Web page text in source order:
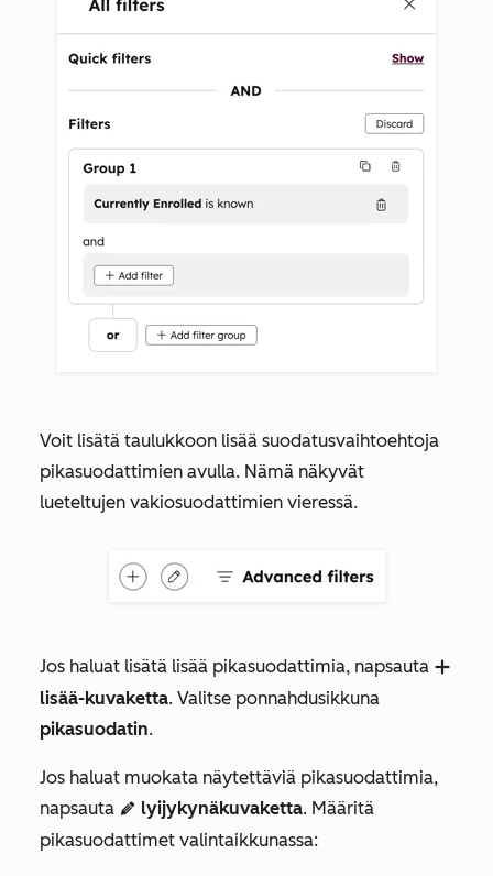
Voit lisätä taulukkoon lisää suodatusvaihtoehtoja
pikasuodattimien avulla. Nämä näkyvät
lueteltujen vakiosuodattimien vieressä.
Jos haluat lisätä lisää pikasuodattimia, napsauta addIcon
lisää-kuvaketta. Valitse ponnahdusikkuna
pikasuodatin.
Jos haluat muokata näytettäviä pikasuodattimia,
napsauta edit lyijykynäkuvaketta. Määritä
pikasuodattimet valintaikkunassa: